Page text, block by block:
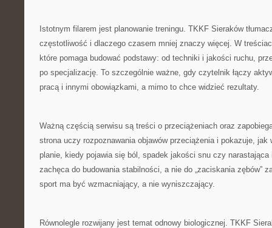
Istotnym filarem jest planowanie treningu. TKKF Sieraków
częstotliwość i dlaczego czasem mniej znaczy więcej. W
które pomaga budować podstawy: od techniki i jakości ruchu,
po specjalizację. To szczególnie ważne, gdy czytelnik łączy
pracą i innymi obowiązkami, a mimo to chce widzieć rezultaty.
Ważną częścią serwisu są treści o przeciążeniach oraz
strona uczy rozpoznawania objawów przeciążenia i pokazuje, jak
planie, kiedy pojawia się ból, spadek jakości snu czy narastająca
zachęca do budowania stabilności, a nie do „zaciskania zębów”
sport ma być wzmacniający, a nie wyniszczający.
Równolegle rozwijany jest temat odnowy biologicznej. TKKF